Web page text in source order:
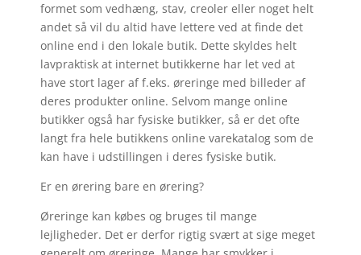
formet som vedhæng, stav, creoler eller noget helt
andet så vil du altid have lettere ved at finde det
online end i den lokale butik. Dette skyldes helt
lavpraktisk at internet butikkerne har let ved at
have stort lager af f.eks. øreringe med billeder af
deres produkter online. Selvom mange online
butikker også har fysiske butikker, så er det ofte
langt fra hele butikkens online varekatalog som de
kan have i udstillingen i deres fysiske butik.
Er en ørering bare en ørering?
Øreringe kan købes og bruges til mange
lejligheder. Det er derfor rigtig svært at sige meget